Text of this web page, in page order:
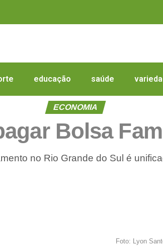
educação saúde
ECONOMIA
Bolsa
no Rio Grande do Sul é
Foto: Lyon